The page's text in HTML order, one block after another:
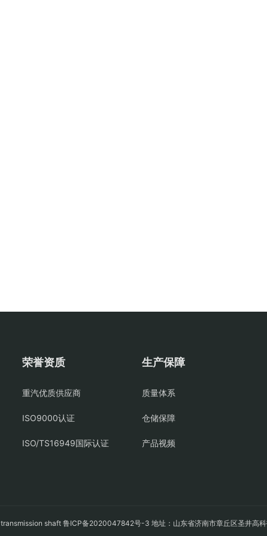
荣誉资质
重汽优质供应商
ISO9000认证
ISO/TS16949国际认证
生产保障
质量体系
仓储保障
产品视频
transmission shaft 鲁ICP备2020047842号-3 地址：山东省济南市章丘区圣井